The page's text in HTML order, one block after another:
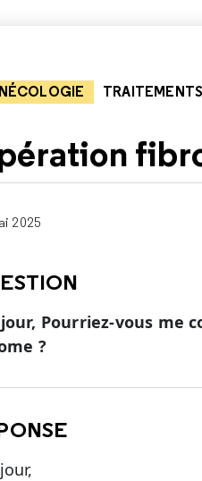
TRAITEMENTS
2025
Pourriez-vous me
?